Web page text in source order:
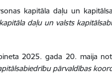
kapitāla daļu un
daļu un valsts
2025. gada 20. maija
pārvaldības